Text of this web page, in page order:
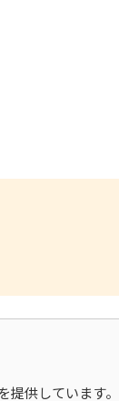
供しています。